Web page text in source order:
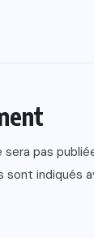
pas
sont indiqués